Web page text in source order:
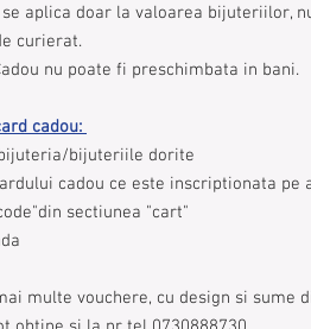
aplica doar la valoarea bijuteriilor,
curierat.
nu poate fi preschimbata in bani.
cadou:
bijuteriile dorite
cadou ce este inscriptionata pe
sectiunea "cart"
multe vouchere, cu design si sume